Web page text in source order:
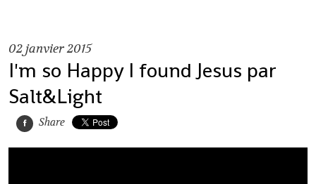
02janvier 2015
I'm so Happy I found Jesus par
Salt&Light
Share